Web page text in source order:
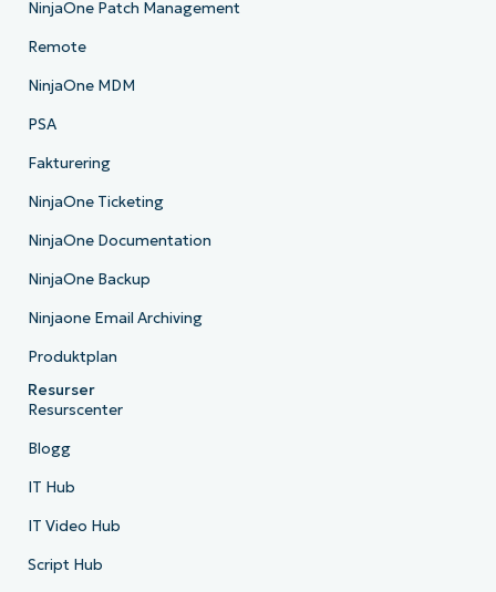
NinjaOne Patch Management
Remote
NinjaOne MDM
PSA
Fakturering
NinjaOne Ticketing
NinjaOne Documentation
NinjaOne Backup
Ninjaone Email Archiving
Produktplan
Resurser
Resurscenter
Blogg
IT Hub
IT Video Hub
Script Hub